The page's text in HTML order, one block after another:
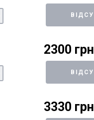
2300 грн
3330 грн